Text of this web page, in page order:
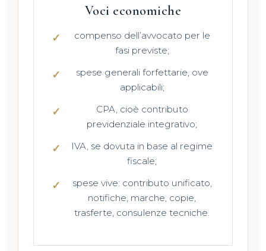
Voci economiche
compenso dell’avvocato per le
fasi previste;
spese generali forfettarie, ove
applicabili;
CPA, cioè contributo
previdenziale integrativo;
IVA, se dovuta in base al regime
fiscale;
spese vive: contributo unificato,
notifiche, marche, copie,
trasferte, consulenze tecniche.